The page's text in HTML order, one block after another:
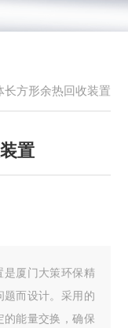
长方形余热回收装置
置
是厦门大策环保精
题而设计。采用的
的能量交换，确保